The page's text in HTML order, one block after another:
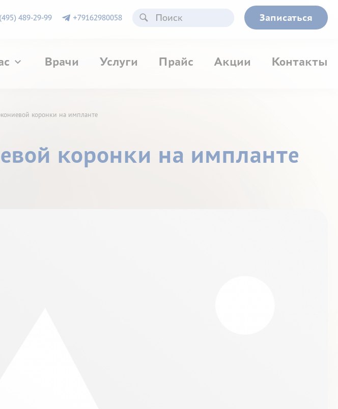
489-29-99 +79162980058 Записаться
Врачи Услуги Прайс Акции Контакты
коронки на импланте
коронки на импланте